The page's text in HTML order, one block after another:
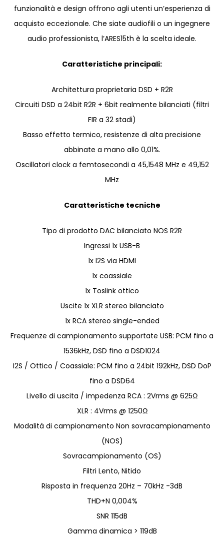
funzionalità e design offrono agli utenti un’esperienza di
acquisto eccezionale. Che siate audiofili o un ingegnere
audio professionista, l’ARES15th è la scelta ideale.
Caratteristiche principali:
Architettura proprietaria DSD + R2R
Circuiti DSD a 24bit R2R + 6bit realmente bilanciati (filtri
FIR a 32 stadi)
Basso effetto termico, resistenze di alta precisione
abbinate a mano allo 0,01%.
Oscillatori clock a femtosecondi a 45,1548 MHz e 49,152
MHz
Caratteristiche tecniche
Tipo di prodotto DAC bilanciato NOS R2R
Ingressi 1x USB-B
1x I2S via HDMI
1x coassiale
1x Toslink ottico
Uscite 1x XLR stereo bilanciato
1x RCA stereo single-ended
Frequenze di campionamento supportate USB: PCM fino a
1536kHz, DSD fino a DSD1024
I2S / Ottico / Coassiale: PCM fino a 24bit 192kHz, DSD DoP
fino a DSD64
Livello di uscita / impedenza RCA : 2Vrms @ 625Ω
XLR : 4Vrms @ 1250Ω
Modalità di campionamento Non sovracampionamento
(NOS)
Sovracampionamento (OS)
Filtri Lento, Nitido
Risposta in frequenza 20Hz – 70kHz -3dB
THD+N 0,004%
SNR 115dB
Gamma dinamica > 119dB